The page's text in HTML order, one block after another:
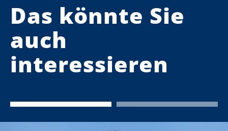
Das könnte Sie
auch
interessieren